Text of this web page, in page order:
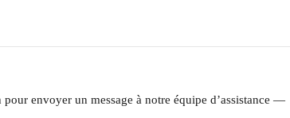
envoyer un message à notre équipe d’assistance —